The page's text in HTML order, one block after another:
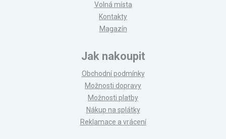
Volná místa
Kontakty
Magazín
Jak nakoupit
Obchodní podmínky
Možnosti dopravy
Možnosti platby
Nákup na splátky
Reklamace a vrácení